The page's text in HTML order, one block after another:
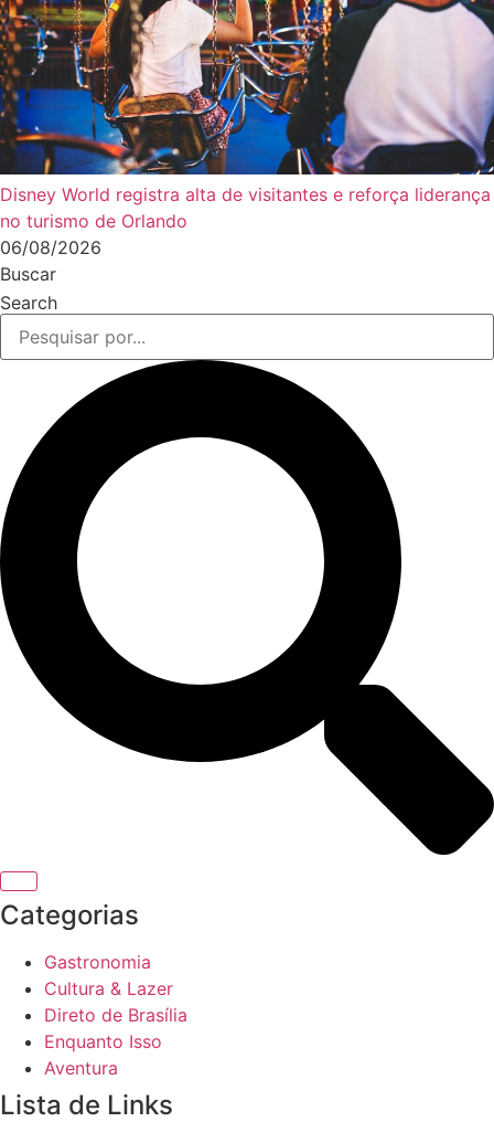
Disney World registra alta de visitantes e reforça liderança
no turismo de Orlando
06/08/2026
Buscar
Search
Categorias
Gastronomia
Cultura & Lazer
Direto de Brasília
Enquanto Isso
Aventura
Lista de Links